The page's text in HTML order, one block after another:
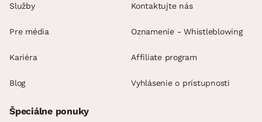
Služby
Pre média
Kariéra
Blog
Kontaktujte nás
Oznamenie - Whistleblowing
Affiliate program
Vyhlásenie o prístupnosti
Špeciálne ponuky